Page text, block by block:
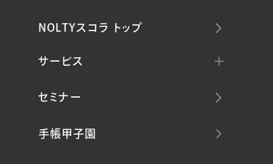
NOLTYスコラ トップ
サービス
セミナー
手帳甲子園